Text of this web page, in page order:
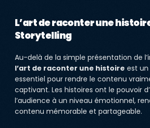
L’art de raconter une
Storytelling
Au-delà de la simple présentation de
l’art de raconter une histoire est
essentiel pour rendre le contenu
captivant. Les histoires ont le pouvoir
l’audience à un niveau émotionnel,
contenu mémorable et partageable.